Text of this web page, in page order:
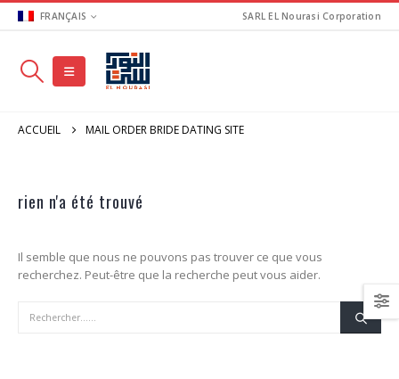
FRANÇAIS SARL EL Nourasi Corporation
ACCUEIL MAIL ORDER BRIDE DATING SITE
rien n'a été trouvé
Il semble que nous ne pouvons pas trouver ce que vous
recherchez. Peut-être que la recherche peut vous aider.